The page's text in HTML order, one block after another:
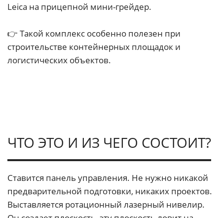
Leica на прицепной мини-грейдер.
👉 Такой комплекс особенно полезен при
строительстве контейнерных площадок и
логистических объектов.
ЧТО ЭТО И ИЗ ЧЕГО СОСТОИТ?
Ставится панель управления. Не нужно никакой
предварительной подготовки, никаких проектов.
Выставляется ротационный лазерный нивелир.